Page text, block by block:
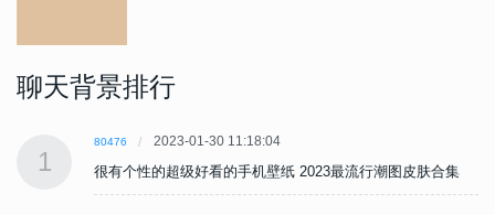
聊天背景排行
1
80476 2023-01-30 11:18:04
很有个性的超级好看的手机壁纸 2023最流行潮图皮肤合集